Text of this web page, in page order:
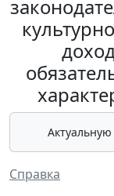
Справка